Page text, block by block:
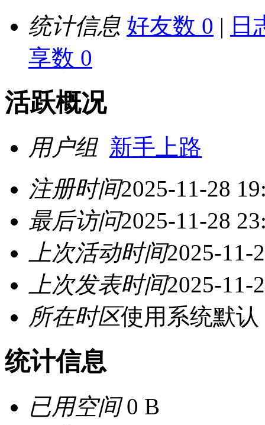
统计信息 好友数 0 | 日
享数 0
活跃概况
用户组 新手上路
注册时间2025-11-28
最后访问2025-11-28
上次活动时间2025-11-
上次发表时间2025-11-
所在时区使用系统默认
统计信息
已用空间0 B